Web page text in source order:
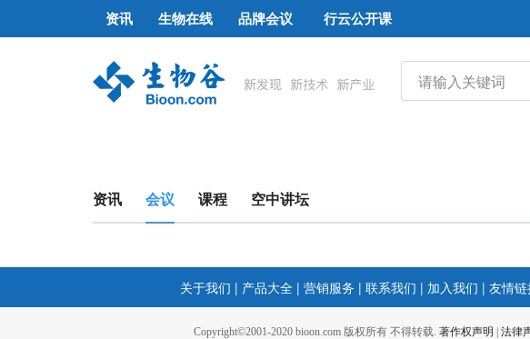
资讯 生物在线 品牌会议 行云公开课
资讯 会议 课程 空中讲坛
关于我们 | 产品大全 | 营销服务 | 联系我们 | 加入我们 | 友情
Copyright©2001-2020 bioon.com 版权所有 不得转载. 著作权声明 法律